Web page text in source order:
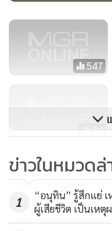
547
84
1,616
ข่าวในหมวด
1
“อนุทิน” รู้สึกแย่ เ
ผู้เสียชีวิต เป็นเห